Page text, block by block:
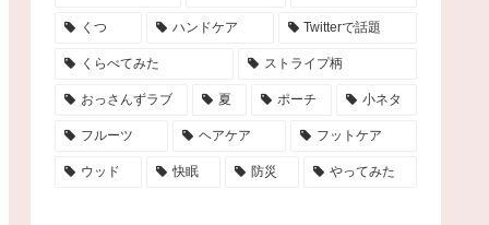
くつ ハンドケア Twitterで話題
くらべてみた ストライプ柄
おっさんずラブ 夏 ポーチ 小ネタ
フルーツ ヘアケア フットケア
ウッド 快眠 防災 やってみた